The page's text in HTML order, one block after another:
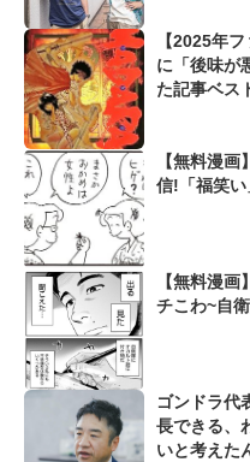
【2025年
に「後味が
た記事ベス
【無料漫
信!「福笑い
【無料漫
チこわ~自
ゴンドラ代
長できる、
いと考えた